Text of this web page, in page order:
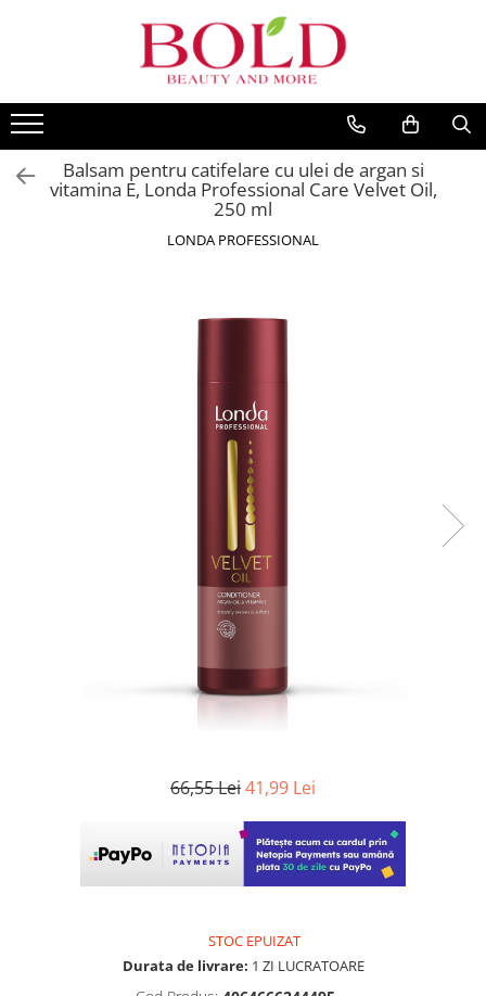
INGRIJIRE PAR
SAMPOANE
BALSAMURI
PACHETE CADOU SI SETURI
VOPSEA SI PRODUSE TEHNICE
KITURI PROMO PT SALOANE
MARCI POPULARE
ALFAPARF
FANOLA
FARMAVITA
Balsam pentru catifelare cu ulei de argan si
vitamina E, Londa Professional Care Velvet Oil,
250 ml
LONDA PROFESSIONAL
66,55 Lei41,99 Lei
STOC EPUIZAT
Durata de livrare: 1 ZI LUCRATOARE